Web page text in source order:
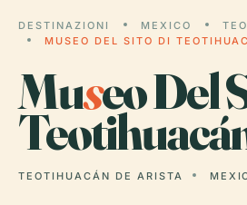
DESTINAZIONI MEXICO
MUSEO DEL SITO DI
Museo Del
TEOTIHUACÁN DE ARISTA